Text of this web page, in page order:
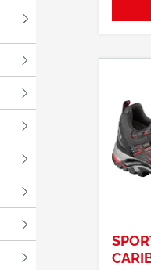
Oberleder
g